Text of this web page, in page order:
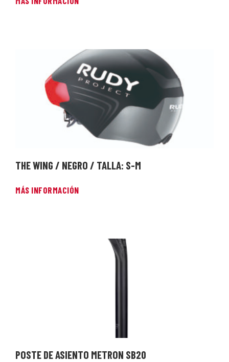
THE WING / NEGRO / TALLA: S-M
MÁS INFORMACIÓN
POSTE DE ASIENTO METRON SB20